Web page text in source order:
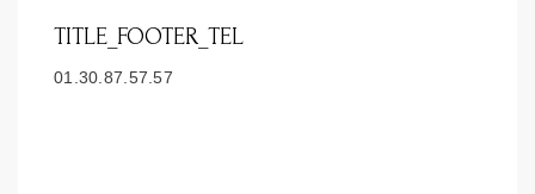
TITLE_FOOTER_TEL
01.30.87.57.57